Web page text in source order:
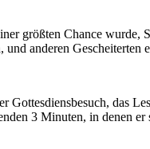
größten Chance wurde,
anderen Gescheiterten
das
3 Minuten, in denen er